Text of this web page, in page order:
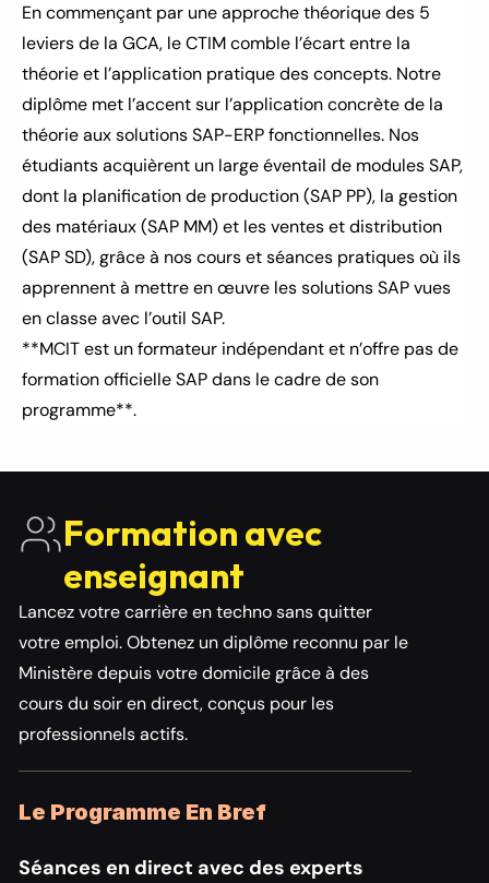
En commençant par une approche théorique des 5
leviers de la GCA, le CTIM comble l’écart entre la
théorie et l’application pratique des concepts. Notre
diplôme met l’accent sur l’application concrète de la
théorie aux solutions SAP-ERP fonctionnelles. Nos
étudiants acquièrent un large éventail de modules SAP,
dont la planification de production (SAP PP), la gestion
des matériaux (SAP MM) et les ventes et distribution
(SAP SD), grâce à nos cours et séances pratiques où ils
apprennent à mettre en œuvre les solutions SAP vues
en classe avec l’outil SAP.
**MCIT est un formateur indépendant et n’offre pas de
formation officielle SAP dans le cadre de son
programme**.
Formation avec
enseignant
Lancez votre carrière en techno sans quitter
votre emploi. Obtenez un diplôme reconnu par le
Ministère depuis votre domicile grâce à des
cours du soir en direct, conçus pour les
professionnels actifs.
Le Programme En Bref
Séances en direct avec des experts